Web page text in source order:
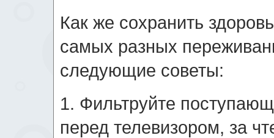
Как же сохранить
самых разных
следующие советы:
1. Фильтруйте
перед телевизором, за